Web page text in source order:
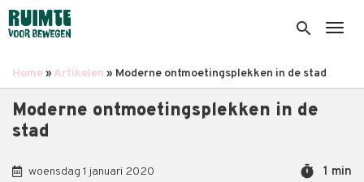
Overslaan
en
inhoud
search
Home Artikelen Moderne ontmoetingsplekken in de stad
Moderne ontmoetingsplekken in de
stad
woensdag 1 januari 2020 timer
1 min